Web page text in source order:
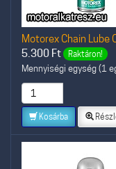
Motorex Chain Lube
5.300 Ft Raktáron!
Mennyiségi egység (1
Kosárba